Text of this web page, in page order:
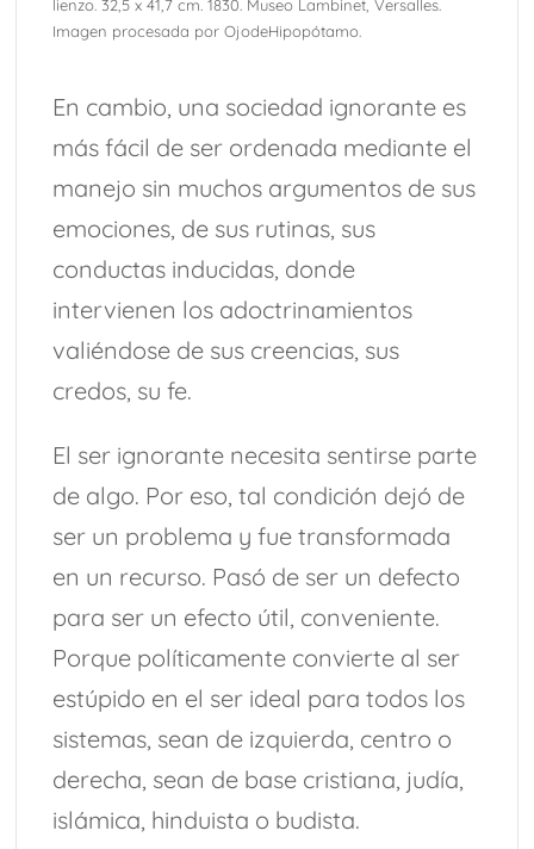
lienzo. 32,5 x 41,7 cm. 1830. Museo Lambinet, Versalles.
Imagen procesada por OjodeHipopótamo.
En cambio, una sociedad ignorante es
más fácil de ser ordenada mediante el
manejo sin muchos argumentos de sus
emociones, de sus rutinas, sus
conductas inducidas, donde
intervienen los adoctrinamientos
valiéndose de sus creencias, sus
credos, su fe.
El ser ignorante necesita sentirse parte
de algo. Por eso, tal condición dejó de
ser un problema y fue transformada
en un recurso. Pasó de ser un defecto
para ser un efecto útil, conveniente.
Porque políticamente convierte al ser
estúpido en el ser ideal para todos los
sistemas, sean de izquierda, centro o
derecha, sean de base cristiana, judía,
islámica, hinduista o budista.